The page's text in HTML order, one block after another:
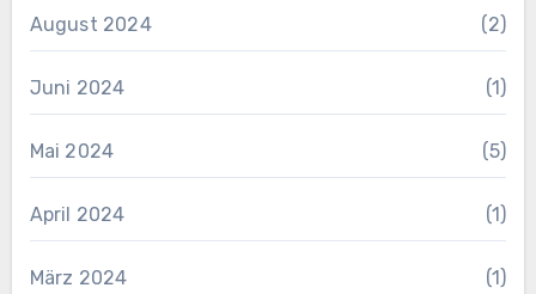
August 2024 (2)
Juni 2024 (1)
Mai 2024 (5)
April 2024 (1)
März 2024 (1)